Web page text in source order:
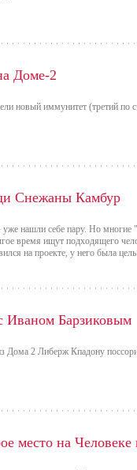
Доме-2
новый иммунитет (третий по
Снежаны Камбур
нашли себе пару. Но многие
время ищут подходящего
на проекте, у него была цель
Иваном Барзиковым
Дома 2 Либерж Кпадону
место на